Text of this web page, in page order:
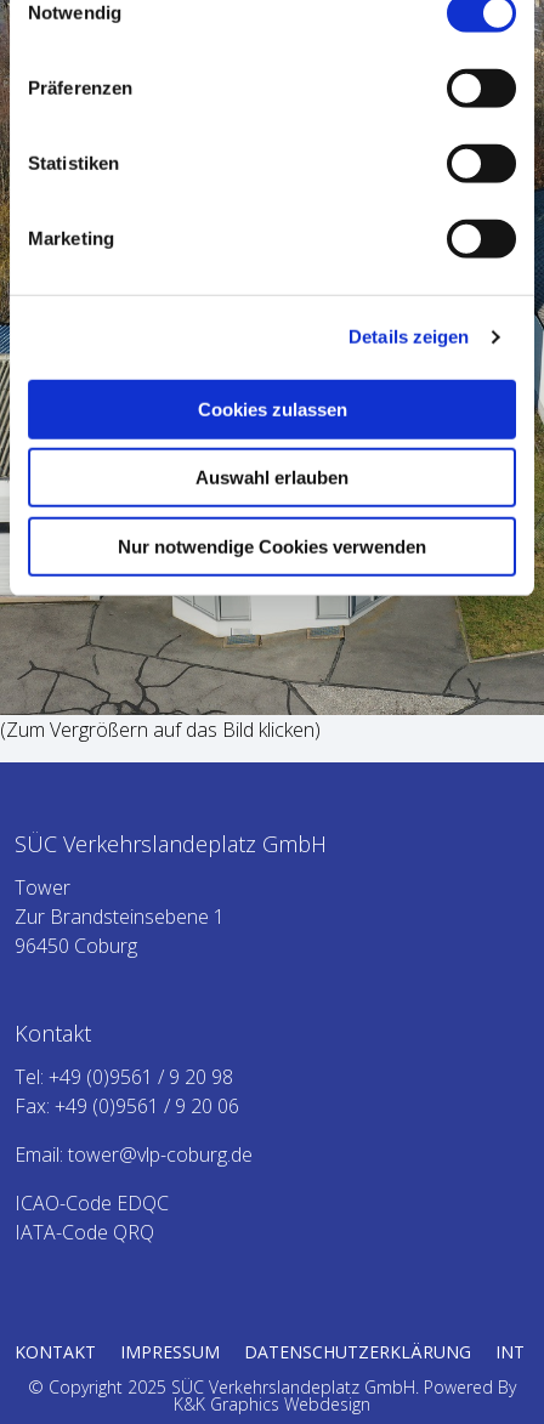
Notwendig
Präferenzen
Statistiken
Marketing
Details zeigen
Cookies zulassen
Auswahl erlauben
Nur notwendige Cookies verwenden
(Zum Vergrößern auf das Bild klicken)
SÜC Verkehrslandeplatz GmbH
Tower
Zur Brandsteinsebene 1
96450 Coburg
Kontakt
Tel: +49 (0)9561 / 9 20 98
Fax: +49 (0)9561 / 9 20 06
Email: tower@vlp-coburg.de
ICAO-Code EDQC
IATA-Code QRQ
KONTAKT IMPRESSUM DATENSCHUTZERKLÄRUNG
INT
© Copyright 2025 SÜC Verkehrslandeplatz GmbH. Powered By
K&K Graphics Webdesign